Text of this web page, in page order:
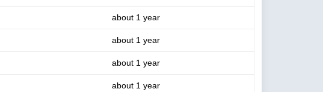
about 1 year
about 1 year
about 1 year
about 1 year